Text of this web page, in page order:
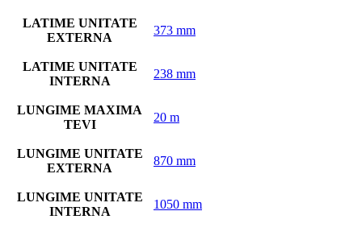
LATIME UNITATE
EXTERNA
373 mm
LATIME UNITATE
INTERNA
238 mm
LUNGIME MAXIMA
TEVI
20 m
LUNGIME UNITATE
EXTERNA
870 mm
LUNGIME UNITATE
INTERNA
1050 mm